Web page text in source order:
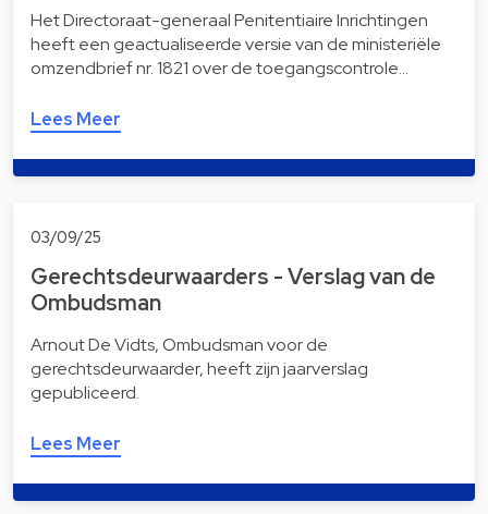
Het Directoraat-generaal Penitentiaire Inrichtingen
heeft een geactualiseerde versie van de ministeriële
omzendbrief nr. 1821 over de toegangscontrole…
Lees Meer
03/09/25
Gerechtsdeurwaarders - Verslag van de
Ombudsman
Arnout De Vidts, Ombudsman voor de
gerechtsdeurwaarder, heeft zijn jaarverslag
gepubliceerd.
Lees Meer